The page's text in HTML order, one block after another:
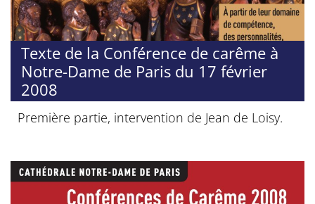
Texte de la Conférence de carême à
Notre-Dame de Paris du 17 février
2008
Première partie, intervention de Jean de Loisy.